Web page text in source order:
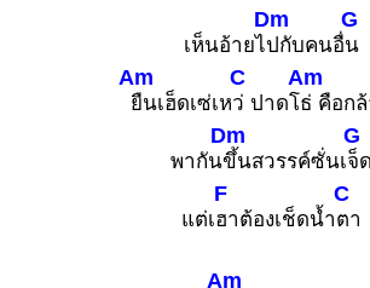
เห็นอ้ายไ
Dm
ปกับคนอื่
G
น
Am
ยืนเฮ็ดเซ่เห
C
ว่ ปาดโ
Am
ธ่ คือกล้
พากัน
Dm
ขึ้นสวรรค์ซั่นเ
G
จ็ด
แต่เ
F
ฮาต้องเช็ดน้ำ
C
ตา
Am